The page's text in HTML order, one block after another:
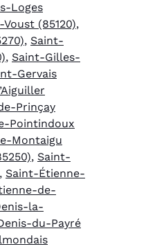
Loges
(85120),
, Saint-
, Saint-Gilles-
Gervais
Prinçay
Pointindoux
Montaigu
, Saint-
, Saint-Étienne-
de-
la-
du-Payré